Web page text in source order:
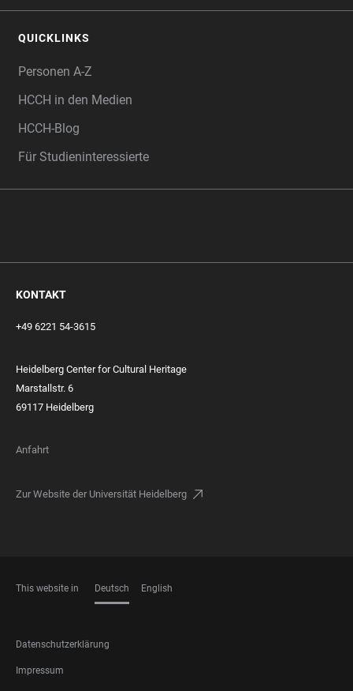
QUICKLINKS
Personen A-Z
HCCH in den Medien
HCCH-Blog
Für Studieninteressierte
KONTAKT
+49 6221 54-3615
Heidelberg Center for Cultural Heritage
Marstallstr. 6
69117 Heidelberg
Anfahrt
Zur Website der Universität Heidelberg
This website in Deutsch English
FOOTER
LEGAL
Datenschutzerklärung
Impressum